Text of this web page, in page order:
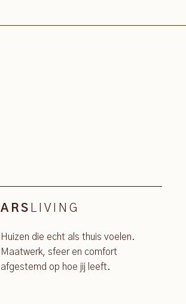
ARS LIVING
Huizen die echt als thuis voelen.
Maatwerk, sfeer en comfort
afgestemd op hoe jij leeft.